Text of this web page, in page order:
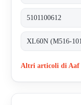
5101100612
XL60N (M516-
Altri articoli di